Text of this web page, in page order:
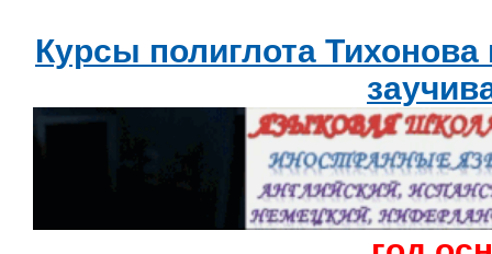
Курсы полиглота